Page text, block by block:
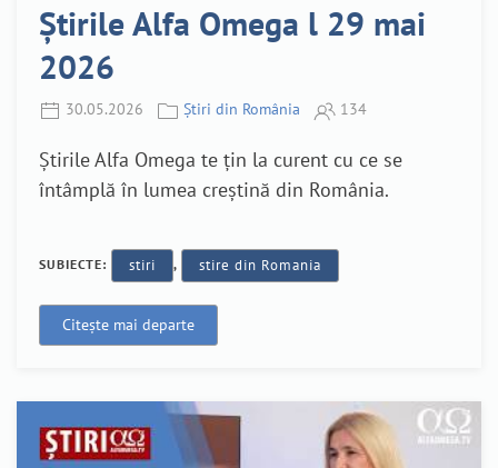
Știrile Alfa Omega l 29 mai
2026
30.05.2026 Știri din România 134
Știrile Alfa Omega te țin la curent cu ce se
întâmplă în lumea creștină din România.
SUBIECTE: stiri , stire din Romania
Citește mai departe